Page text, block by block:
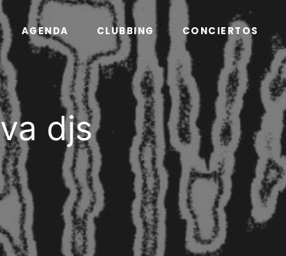
AGENDA CLUBBING CONCIERTOS
djs